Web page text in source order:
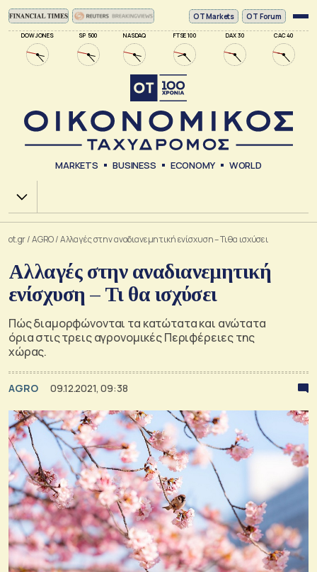
DOW JONES SP 500 NASDAQ FTSE 100 DAX 30 CAC 40
ΟΤ Markets OT Forum
MARKETS BUSINESS ECONOMY WORLD
Χ.Α.
ot.gr/AGRO/Αλλαγές στην αναδιανεμητική ενίσχυση – Τι θα ισχύσει
Αλλαγές στην αναδιανεμητική
ενίσχυση – Τι θα ισχύσει
Πώς διαμορφώνονται τα κατώτατα και ανώτατα
όρια στις τρεις αγρονομικές Περιφέρειες της
χώρας.
AGRO 09.12.2021, 09:38